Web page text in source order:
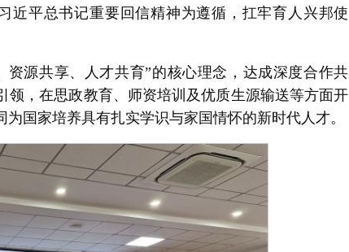
近平总书记重要回信精神为遵循，扛牢育人兴邦使
源共享、人才共育”的核心理念，达成深度合作共
，在思政教育、师资培训及优质生源输送等方面开
国家培养具有扎实学识与家国情怀的新时代人才。